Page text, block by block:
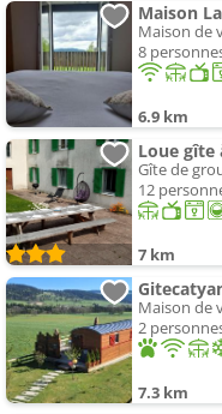
Maison
Maison de
8
6.9 km
Loue gîte
Gîte de
12
7 km
Maison de
2
7.3 km